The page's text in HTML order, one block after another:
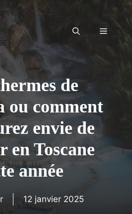
Menu
de
ou comment
envie de
en Toscane
année
12 janvier 2025